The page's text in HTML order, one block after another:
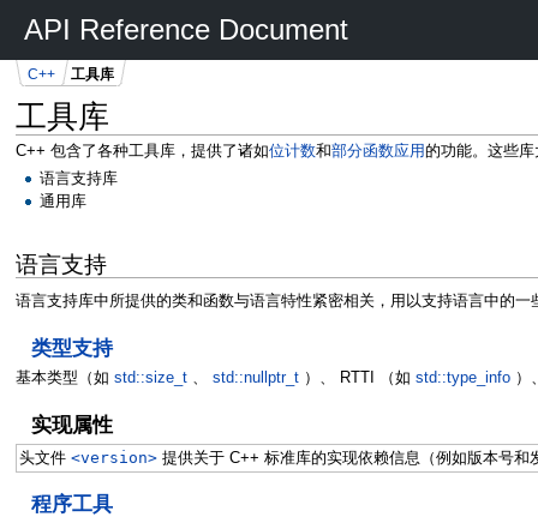
API Reference Document
工具库
C++ 工具库
C++ 包含了各种工具库，提供了诸如位计数和部分函数应用的功能。这些
语言支持库
通用库
语言支持
语言支持库中所提供的类和函数与语言特性紧密相关，用以支持语言中的一
类型支持
基本类型（如 std::size_t、 std::nullptr_t）、 RTTI （如 std::type_info）
实现属性
头文件<version> 提供关于 C++ 标准库的实现依赖信息（例如版本号和
程序工具